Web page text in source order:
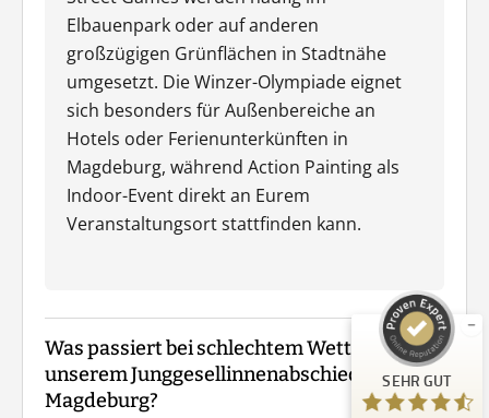
Elbauenpark oder auf anderen
großzügigen Grünflächen in Stadtnähe
umgesetzt. Die Winzer-Olympiade eignet
sich besonders für Außenbereiche an
Hotels oder Ferienunterkünften in
Magdeburg, während Action Painting als
Indoor-Event direkt an Eurem
Veranstaltungsort stattfinden kann.
Was passiert bei schlechtem Wetter mit
unserem Junggesellinnenabschied in
Magdeburg?
SEHR GUT
Kundenbewertungen und Erfahrungen zu
ProvenExpert.com
23
Bewertungen auf ProvenExpert.com